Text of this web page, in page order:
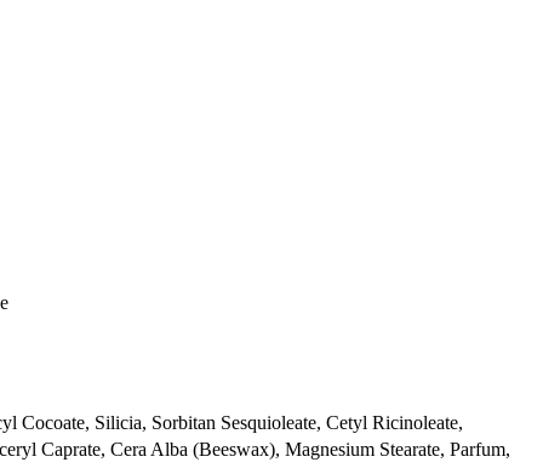
Silicia, Sorbitan Sesquioleate, Cetyl Ricinoleate,
Caprate, Cera Alba (Beeswax), Magnesium Stearate, Parfum,